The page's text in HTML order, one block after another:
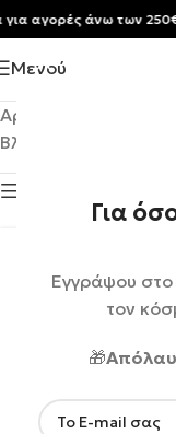
Για
Εγγράψου
τον
🎁
Μενού
Αρχική σελίδα
Βλέπετε 25–36 από
Εμφάνιση
άνω των 250€ *